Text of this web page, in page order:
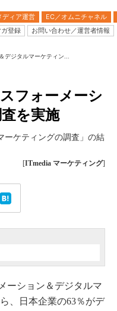
ディア運営 EC／オムニチャネル
ガ登録 お問い合わせ／運営者情報
デジタルマーケティン...
フォーメーシ
を実施
ーケティングの調査」の結
[ITmedia マーケティング]
ーション＆デジタルマ
、日本企業の63％がデ